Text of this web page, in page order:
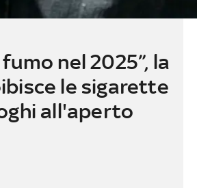
nel 2025”, la
le sigarette
all'aperto